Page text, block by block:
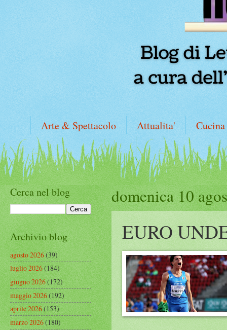
Arte & Spettacolo Attualita' Cucina
domenica 10
EURO
Cerca nel blog
Archivio blog
agosto 2026(39)
luglio 2026(184)
giugno 2026(172)
maggio 2026(192)
aprile 2026(153)
marzo 2026(180)